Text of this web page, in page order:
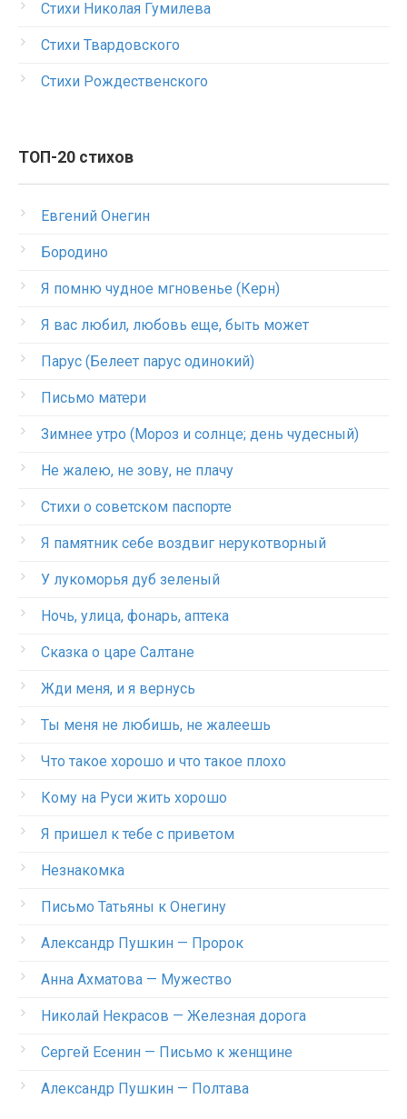
Стихи Николая Гумилева
Стихи Твардовского
Стихи Рождественского
ТОП-20 стихов
Евгений Онегин
Бородино
Я помню чудное мгновенье (Керн)
Я вас любил, любовь еще, быть может
Парус (Белеет парус одинокий)
Письмо матери
Зимнее утро (Мороз и солнце; день чудесный)
Не жалею, не зову, не плачу
Стихи о советском паспорте
Я памятник себе воздвиг нерукотворный
У лукоморья дуб зеленый
Ночь, улица, фонарь, аптека
Сказка о царе Салтане
Жди меня, и я вернусь
Ты меня не любишь, не жалеешь
Что такое хорошо и что такое плохо
Кому на Руси жить хорошо
Я пришел к тебе с приветом
Незнакомка
Письмо Татьяны к Онегину
Александр Пушкин — Пророк
Анна Ахматова — Мужество
Николай Некрасов — Железная дорога
Сергей Есенин — Письмо к женщине
Александр Пушкин — Полтава